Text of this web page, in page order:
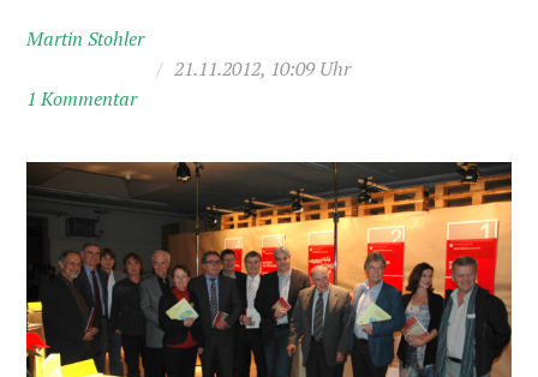
Martin Stohler
/ 21.11.2012, 10:09 Uhr
1 Kommentar